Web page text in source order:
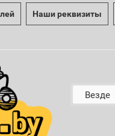
Наши реквизиты
Везде